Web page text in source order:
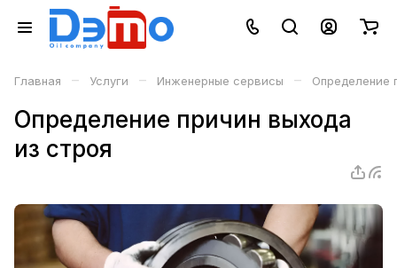
Главная – Услуги – Инженерные сервисы – Определение
Определение причин выхода
из строя